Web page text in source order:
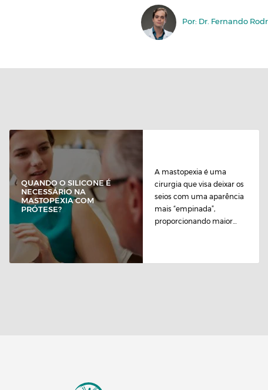
Por: Dr. Fernando
QUANDO O SILICONE É
NECESSÁRIO NA
MASTOPEXIA COM
PRÓTESE?
A mastopexia é uma
cirurgia que visa deixar os
seios com uma aparência
mais “empinada”,
proporcionando maior